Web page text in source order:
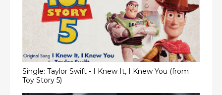
Single: Taylor Swift - I Knew It, I Knew You (from
Toy Story 5)